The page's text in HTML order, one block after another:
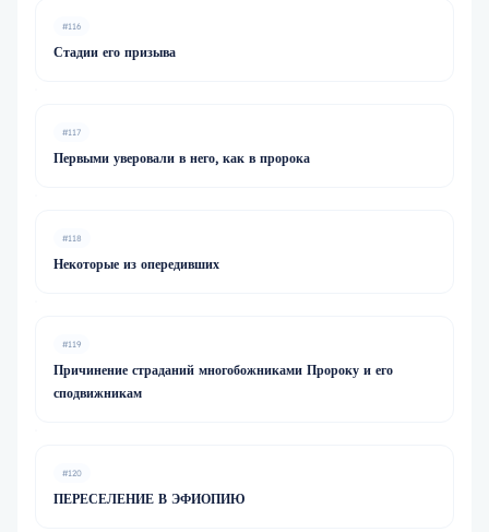
#116
Стадии его призыва
#117
Первыми уверовали в него, как в пророка
#118
Некоторые из опередивших
#119
Причинение страданий многобожниками Пророку и его
сподвижникам
#120
ПЕРЕСЕЛЕНИЕ В ЭФИОПИЮ